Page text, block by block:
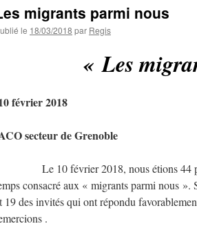
migrants parmi nous
le 18/03/2018 par Regis
« Les
février 2018
secteur de Grenoble
Le 10 février 2018, nous étions 44
consacré aux « migrants parmi nous ».
19 des invités qui ont répondu
.